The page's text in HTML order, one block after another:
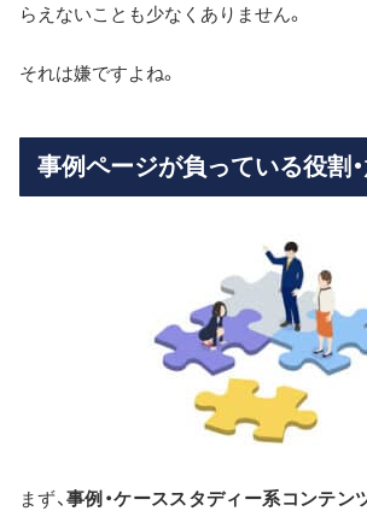
らえないことも少なくありません。
それは嫌ですよね。
事例ページが負っている役割
まず、事例・ケーススタディー系コンテン